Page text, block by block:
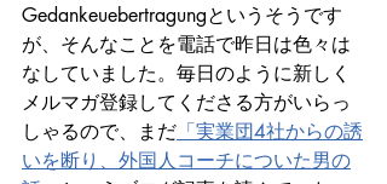
Gedankeuebertragungというそうです
が、そんなことを電話で昨日は色々は
なしていました。毎日のように新しく
メルマガ登録してくださる方がいらっ
しゃるので、まだ 「実業団4社からの誘
いを断り、外国人コーチについた男の